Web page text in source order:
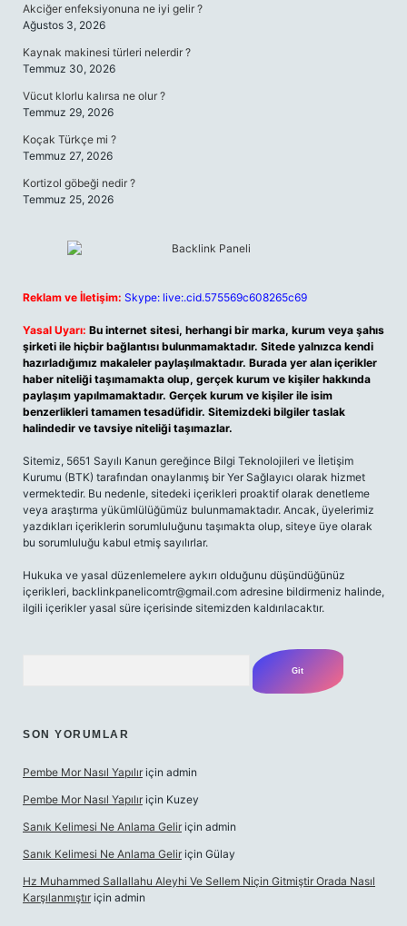
Akciğer enfeksiyonuna ne iyi gelir ?
Ağustos 3, 2026
Kaynak makinesi türleri nelerdir ?
Temmuz 30, 2026
Vücut klorlu kalırsa ne olur ?
Temmuz 29, 2026
Koçak Türkçe mi ?
Temmuz 27, 2026
Kortizol göbeği nedir ?
Temmuz 25, 2026
Reklam ve İletişim: Skype: live:.cid.575569c608265c69
Yasal Uyarı: Bu internet sitesi, herhangi bir marka, kurum veya şahıs
şirketi ile hiçbir bağlantısı bulunmamaktadır. Sitede yalnızca kendi
hazırladığımız makaleler paylaşılmaktadır. Burada yer alan içerikler
haber niteliği taşımamakta olup, gerçek kurum ve kişiler hakkında
paylaşım yapılmamaktadır. Gerçek kurum ve kişiler ile isim
benzerlikleri tamamen tesadüfidir. Sitemizdeki bilgiler taslak
halindedir ve tavsiye niteliği taşımazlar.
Sitemiz, 5651 Sayılı Kanun gereğince Bilgi Teknolojileri ve İletişim
Kurumu (BTK) tarafından onaylanmış bir Yer Sağlayıcı olarak hizmet
vermektedir. Bu nedenle, sitedeki içerikleri proaktif olarak denetleme
veya araştırma yükümlülüğümüz bulunmamaktadır. Ancak, üyelerimiz
yazdıkları içeriklerin sorumluluğunu taşımakta olup, siteye üye olarak
bu sorumluluğu kabul etmiş sayılırlar.
Hukuka ve yasal düzenlemelere aykırı olduğunu düşündüğünüz
içerikleri, backlinkpanelicomtr@gmail.com adresine bildirmeniz halinde,
ilgili içerikler yasal süre içerisinde sitemizden kaldırılacaktır.
SON YORUMLAR
Pembe Mor Nasıl Yapılır için admin
Pembe Mor Nasıl Yapılır için Kuzey
Sanık Kelimesi Ne Anlama Gelir için admin
Sanık Kelimesi Ne Anlama Gelir için Gülay
Hz Muhammed Sallallahu Aleyhi Ve Sellem Niçin Gitmiştir Orada Nasıl
Karşılanmıştır için admin